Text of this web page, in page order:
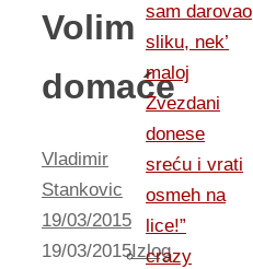
Volim
domaće
Vladimir
Stankovic
19/03/2015
19/03/2015Izlog
sam darovao
sliku, nek’
maloj
Zvezdani
donese
sreću i vrati
osmeh na
lice!”
crazy